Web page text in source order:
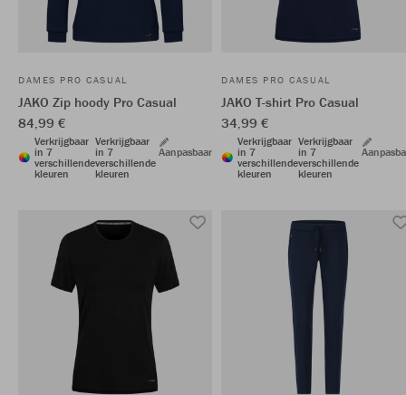
DAMES PRO CASUAL
JAKO Zip hoody Pro Casual
84,99 €
Verkrijgbaar
in 7
verschillende
kleuren
Verkrijgbaar
in 7
verschillende
kleuren
Aanpasbaar
DAMES PRO CASUAL
JAKO T-shirt Pro Casual
34,99 €
Verkrijgbaar
in 7
verschillende
kleuren
Verkrijgbaar
in 7
verschillende
kleuren